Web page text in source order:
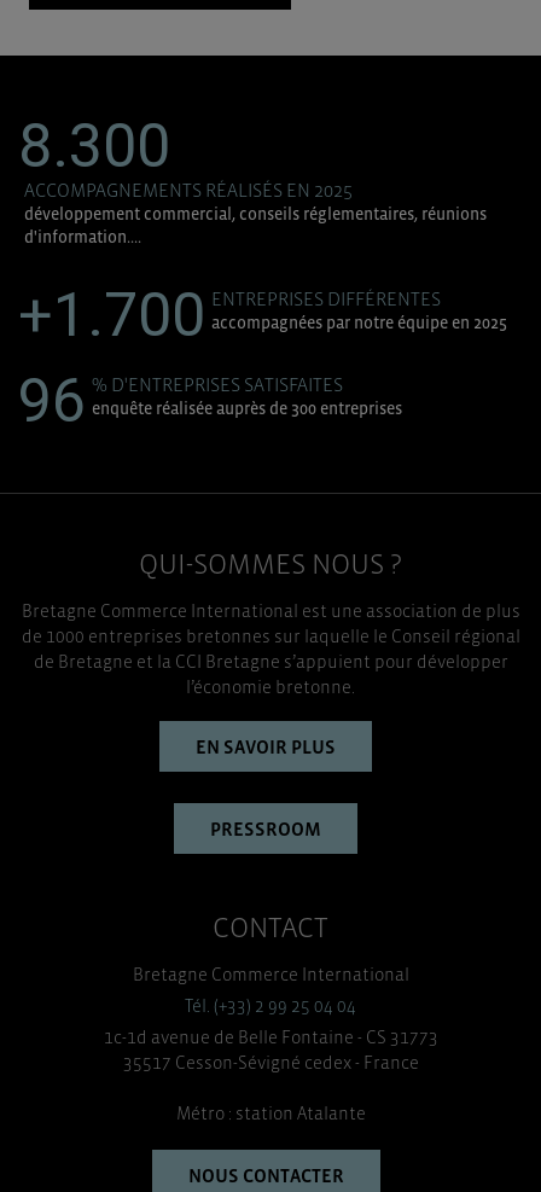
8.300
ACCOMPAGNEMENTS RÉALISÉS EN 2025
développement commercial, conseils réglementaires, réunions
d'information....
+1.700 ENTREPRISES DIFFÉRENTES
accompagnées par notre équipe en 2025
96 % D'ENTREPRISES SATISFAITES
enquête réalisée auprès de 300 entreprises
QUI-SOMMES NOUS ?
Bretagne Commerce International est une association de plus
de 1000 entreprises bretonnes sur laquelle le Conseil régional
de Bretagne et la CCI Bretagne s’appuient pour développer
l’économie bretonne.
EN SAVOIR PLUS
PRESSROOM
CONTACT
Bretagne Commerce International
Tél. (+33) 2 99 25 04 04
1c-1d avenue de Belle Fontaine - CS 31773
35517 Cesson-Sévigné cedex - France
Métro : station Atalante
NOUS CONTACTER